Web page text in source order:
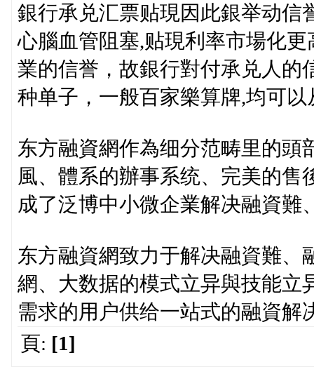
銀行承兑汇票贴現因此銀举动信
心腦血管阻塞,贴現利率市場化
業的信誉，故銀行對付承兑人的
种单子，一般百家樂算牌,均可
东方融資網作為细分范畴里的頭
風、體系的辦事系统、完美的售
成了泛博中小微企業解决融資難
东方融資網致力于解决融資難、
網、大数据的模式立异與技能立
需求的用户供给一站式的融資解
頁: [1]